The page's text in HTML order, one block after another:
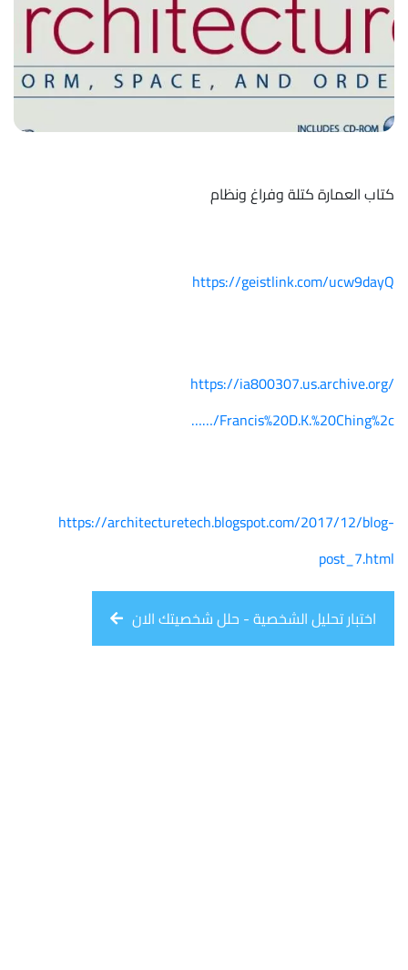
كتاب العمارة كتلة وفراغ ونظام
https://geistlink.com/ucw9dayQ
https://ia800307.us.archive.org/
…/Francis%20D.K.%20Ching%2c…
https://architecturetech.blogspot.com/2017/12/blog-
post_7.html
اختبار تحليل الشخصية - حلل شخصيتك الان